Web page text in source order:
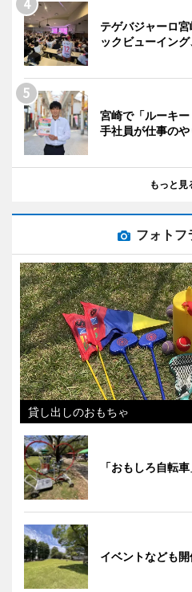
テゲバジャーロ
ックビューイン
宮崎で「ルーキ
手社員が仕事の
もっと見
フォトフ
貸し出しのおもちゃ
「おもしろ自転車
イベントなども開